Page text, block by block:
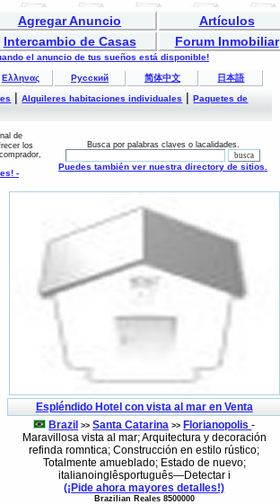
Agregar Anuncio
Artículos
Intercambio de Casas Forum Inmobiliar
el anuncio de tus sueños está disponible!
Ελληνας Русский 简体中文 日本語
|Alquileres habitaciones individuales |Paquetes de
de
los
-
Busca por palabras claves o lacalidades.
Puedes también ver nuestra directory de sitios.
Espléndido Hotel con vista al mar en Venta
Brazil
>> Santa Catarina >> Florianopolis-
Maravillosa vista al mar; Arquitectura y decoración
refinda romntica; Construcción en estilo rústico;
Totalmente amueblado; Estado de nuevo;
italianoinglêsportuguês—Detectar i
(¡Pide ahora mayores detalles!)
Brazilian Reales 8500000